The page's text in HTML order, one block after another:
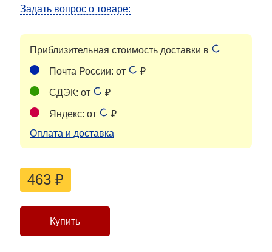
Задать вопрос о товаре:
Приблизительная стоимость доставки в
Почта России: от ₽
СДЭК: от ₽
Яндекс: от
₽
Оплата и доставка
463 ₽